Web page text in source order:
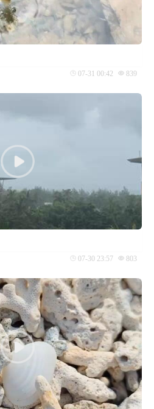
07-31 00:42 839
07-30 23:57 803